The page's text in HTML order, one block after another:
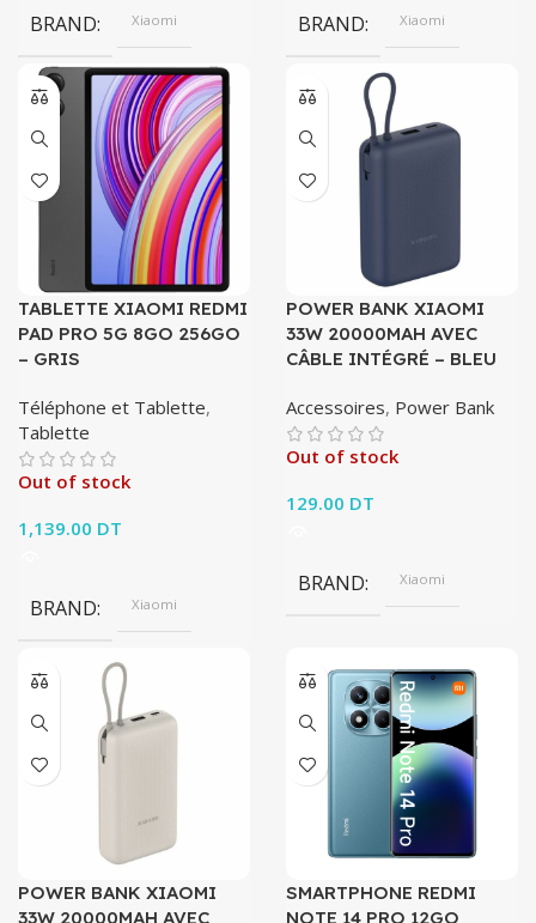
BRAND Xiaomi BRAND Xiaomi
TABLETTE XIAOMI REDMI
PAD PRO 5G 8GO 256GO
– GRIS
Téléphone et Tablette,
Tablette
Out of stock
1,139.00 DT
BRAND Xiaomi
POWER BANK XIAOMI
33W 20000MAH AVEC
CÂBLE INTÉGRÉ – BLEU
Accessoires, Power Bank
Out of stock
129.00 DT
BRAND Xiaomi
POWER BANK XIAOMI
33W 20000MAH AVEC
SMARTPHONE REDMI
NOTE 14 PRO 12GO